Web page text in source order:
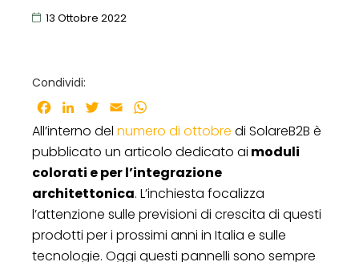
13 Ottobre 2022
Condividi:
Facebook
LinkedInTwitter
Email
All’interno del numero di ottobre di SolareB2B è
pubblicato un articolo dedicato ai moduli
colorati e per l’integrazione
architettonica. L’inchiesta focalizza
l’attenzione sulle previsioni di crescita di questi
prodotti per i prossimi anni in Italia e sulle
tecnologie. Oggi questi pannelli sono sempre